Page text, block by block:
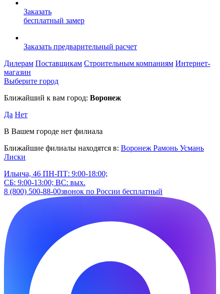
Заказать
бесплатный замер
Заказать предварительный расчет
Дилерам Поставщикам Строительным компаниям Интернет-
магазин
Выберите город
Ближайший к вам город: Воронеж
Да Нет
В Вашем городе нет филиала
Ближайшие филиалы находятся в: Воронеж Рамонь Усмань
Лиски
Ильича, 46 ПН-ПТ: 9:00-18:00;
СБ: 9:00-13:00; ВС: вых.
8 (800) 500-88-00звонок по России бесплатный